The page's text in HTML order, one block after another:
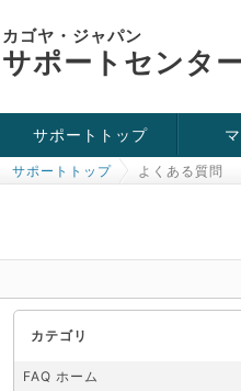
カゴヤ・ジャパン
サポートセンタ
サポートトップ
お役立ち情報
チュートリアル
障害・メンテナンス情報
サポートトップ よくある質問
カテゴリ
FAQ ホーム